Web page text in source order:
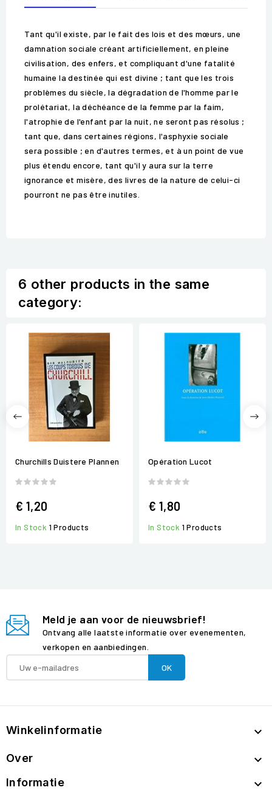
Tant qu'il existe, par le fait des lois et des mœurs, une
damnation sociale créant artificiellement, en pleine
civilisation, des enfers, et compliquant d'une fatalité
humaine la destinée qui est divine ; tant que les trois
problèmes du siècle, la dégradation de l'homme par le
prolétariat, la déchéance de la femme par la faim,
l'atrophie de l'enfant par la nuit, ne seront pas résolus ;
tant que, dans certaines régions, l'asphyxie sociale
sera possible ; en d'autres termes, et à un point de vue
plus étendu encore, tant qu'il y aura sur la terre
ignorance et misère, des livres de la nature de celui-ci
pourront ne pas être inutiles.
6 other products in the same
category:
Churchills Duistere Plannen
€ 1,20
In Stock 1 Products
Opération Lucot
€ 1,80
In Stock 1 Products
Meld je aan voor de nieuwsbrief!
Ontvang alle laatste informatie over evenementen,
verkopen en aanbiedingen.
Winkelinformatie 
Over 
Informatie 